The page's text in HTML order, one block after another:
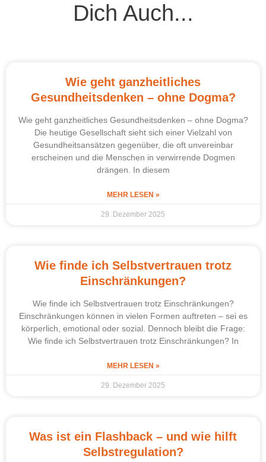
Dich Auch...
Wie geht ganzheitliches
Gesundheitsdenken – ohne Dogma?
Wie geht ganzheitliches Gesundheitsdenken – ohne Dogma?
Die heutige Gesellschaft sieht sich einer Vielzahl von
Gesundheitsansätzen gegenüber, die oft unvereinbar
erscheinen und die Menschen in verwirrende Dogmen
drängen. In diesem
MEHR LESEN »
29. Dezember 2025
Wie finde ich Selbstvertrauen trotz
Einschränkungen?
Wie finde ich Selbstvertrauen trotz Einschränkungen?
Einschränkungen können in vielen Formen auftreten – sei es
körperlich, emotional oder sozial. Dennoch bleibt die Frage:
Wie finde ich Selbstvertrauen trotz Einschränkungen? In
MEHR LESEN »
29. Dezember 2025
Was ist ein Flashback – und wie hilft
Selbstregulation?